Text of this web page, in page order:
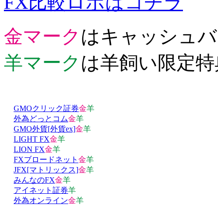
金マーク はキャッシュ
羊マーク は羊飼い限定
GMOクリック証券金羊
外為どっとコム金羊
GMO外貨[外貨ex]金羊
LIGHT FX金羊
LION FX金羊
FXブロードネット 金羊
JFX[マトリックス]金羊
みんなのFX金羊
アイネット証券羊
外為オンライン金羊